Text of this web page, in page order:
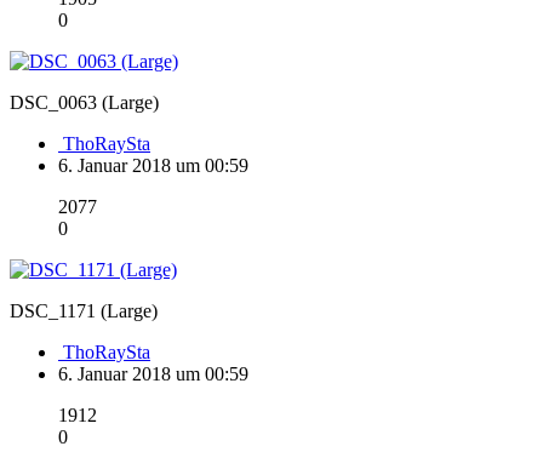
0
DSC_0063 (Large)
ThoRaySta
6. Januar 2018 um 00:59
2077
0
DSC_1171 (Large)
ThoRaySta
6. Januar 2018 um 00:59
1912
0